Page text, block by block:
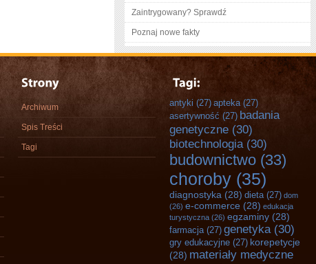
Zaintrygowany? Sprawdź
Poznaj nowe fakty
Archiwum
Spis Treści
Tagi
antyki (27) apteka(27)
asertywność (27) badania
genetyczne (30)
biotechnologia(30)
budownictwo (33)
choroby (35)
diagnostyka (28) dieta(27) dom
(26) e-commerce (28) edukacja
turystyczna (26) egzaminy (28)
farmacja(27) genetyka(30)
gry edukacyjne (27) korepetycje
(28) materiały medyczne